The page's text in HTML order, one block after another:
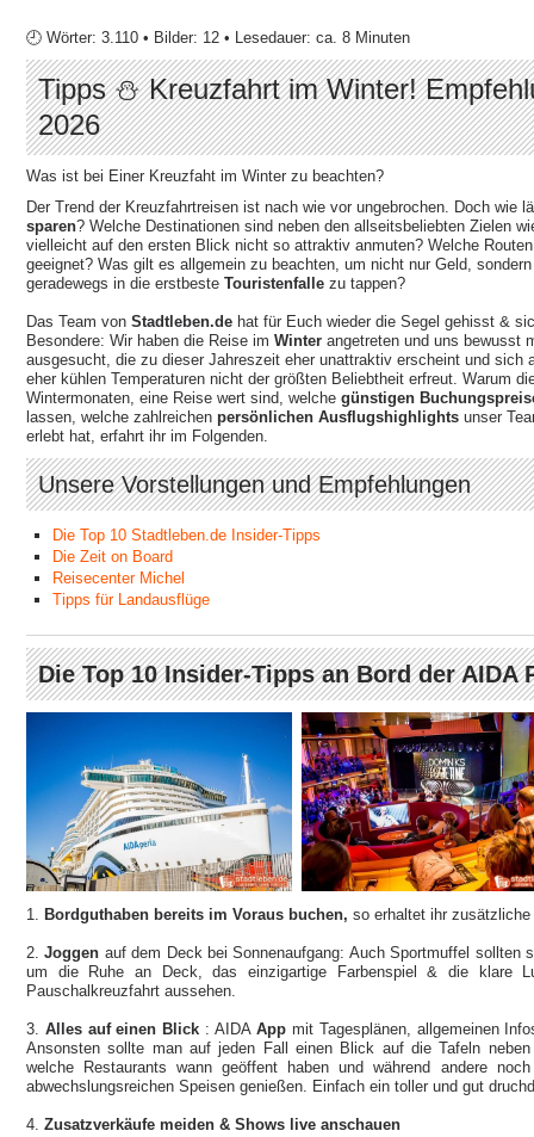
🕘 Wörter: 3.110 • Bilder: 12 • Lesedauer: ca. 8 Minuten
Tipps ⛄ Kreuzfahrt im Winter!
2026
Was ist bei Einer Kreuzfaht im Winter zu beachten?
Der Trend der Kreuzfahrtreisen ist nach wie vor ungebrochen. Doch wie
sparen? Welche Destinationen sind neben den allseitsbeliebten Zielen
vielleicht auf den ersten Blick nicht so attraktiv anmuten? Welche
geeignet? Was gilt es allgemein zu beachten, um nicht nur Geld,
geradewegs in die erstbeste Touristenfalle zu tappen?
Das Team von Stadtleben.de hat für Euch wieder die Segel gehisst &
Besondere: Wir haben die Reise im Winter angetreten und uns bewusst
ausgesucht, die zu dieser Jahreszeit eher unattraktiv erscheint und sich
eher kühlen Temperaturen nicht der größten Beliebtheit erfreut. Warum
Wintermonaten, eine Reise wert sind, welche günstigen
lassen, welche zahlreichen persönlichen Ausflugshighlights unser
erlebt hat, erfahrt ihr im Folgenden.
Unsere Vorstellungen und Empfehlungen
Die Top 10 Stadtleben.de Insider-Tipps
Die Zeit on Board
Reisecenter Michel
Tipps für Landausflüge
Die Top 10 Insider-Tipps an Bord der AIDA
1. Bordguthaben bereits im Voraus buchen, so erhaltet ihr
2.Joggen auf dem Deck bei Sonnenaufgang: Auch Sportmuffel sollten
um die Ruhe an Deck, das einzigartige Farbenspiel & die klare
Pauschalkreuzfahrt aussehen.
3. Alles auf einen Blick : AIDAApp mit Tagesplänen, allgemeinen
Ansonsten sollte man auf jeden Fall einen Blick auf die Tafeln
welche Restaurants wann geöffent haben und während andere
abwechslungsreichen Speisen genießen. Einfach ein toller und gut
4. Zusatzverkäufe meiden & Shows live anschauen